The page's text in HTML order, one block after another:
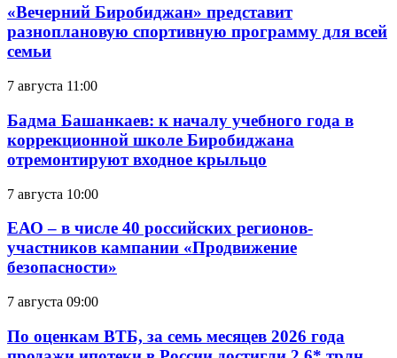
«Вечерний Биробиджан» представит
разноплановую спортивную программу для всей
семьи
7 августа 11:00
Бадма Башанкаев: к началу учебного года в
коррекционной школе Биробиджана
отремонтируют входное крыльцо
7 августа 10:00
ЕАО – в числе 40 российских регионов-
участников кампании «Продвижение
безопасности»
7 августа 09:00
По оценкам ВТБ, за семь месяцев 2026 года